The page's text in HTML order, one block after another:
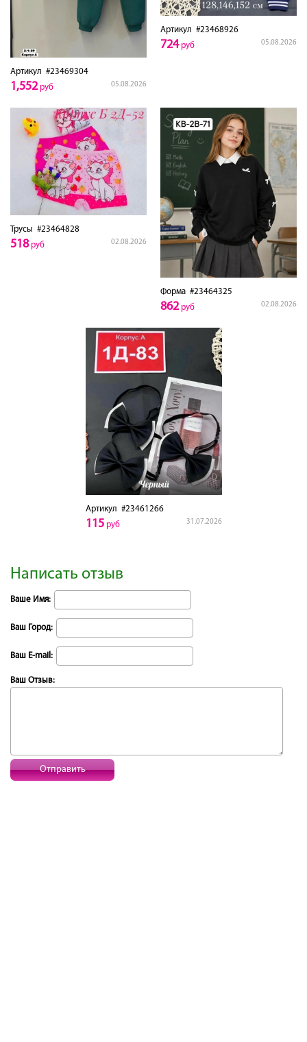
Артикул #23469304
05.08.2026
1,552руб
Артикул #23468926
05.08.2026
724руб
Трусы #23464828
02.08.2026
518руб
Форма #23464325
02.08.2026
862руб
Артикул #23461266
31.07.2026
115руб
Написать отзыв
Ваше Имя:
Ваш Город:
Ваш E-mail:
Ваш Отзыв:
Отправить